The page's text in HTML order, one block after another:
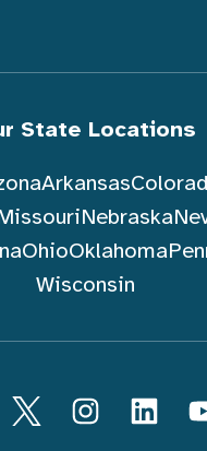
State Locations
Arkansas
Nebraska
OhioOklahoma
Wisconsin
TwitterInstagramLinkedIn